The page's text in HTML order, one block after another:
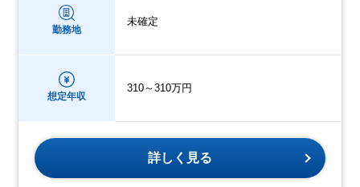
勤務地
未確定
想定年収
310～310万円
詳しく見る